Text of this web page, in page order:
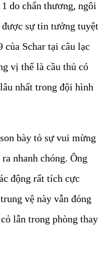
do chấn thương, ngôi
sự tin tưởng tuyệt
Schar tại câu lạc
vị thế là cầu thủ có
nhất trong đội hình
bày tỏ sự vui mừng
nhanh chóng. Ông
động rất tích cực
vệ này vẫn đóng
lẫn trong phòng thay